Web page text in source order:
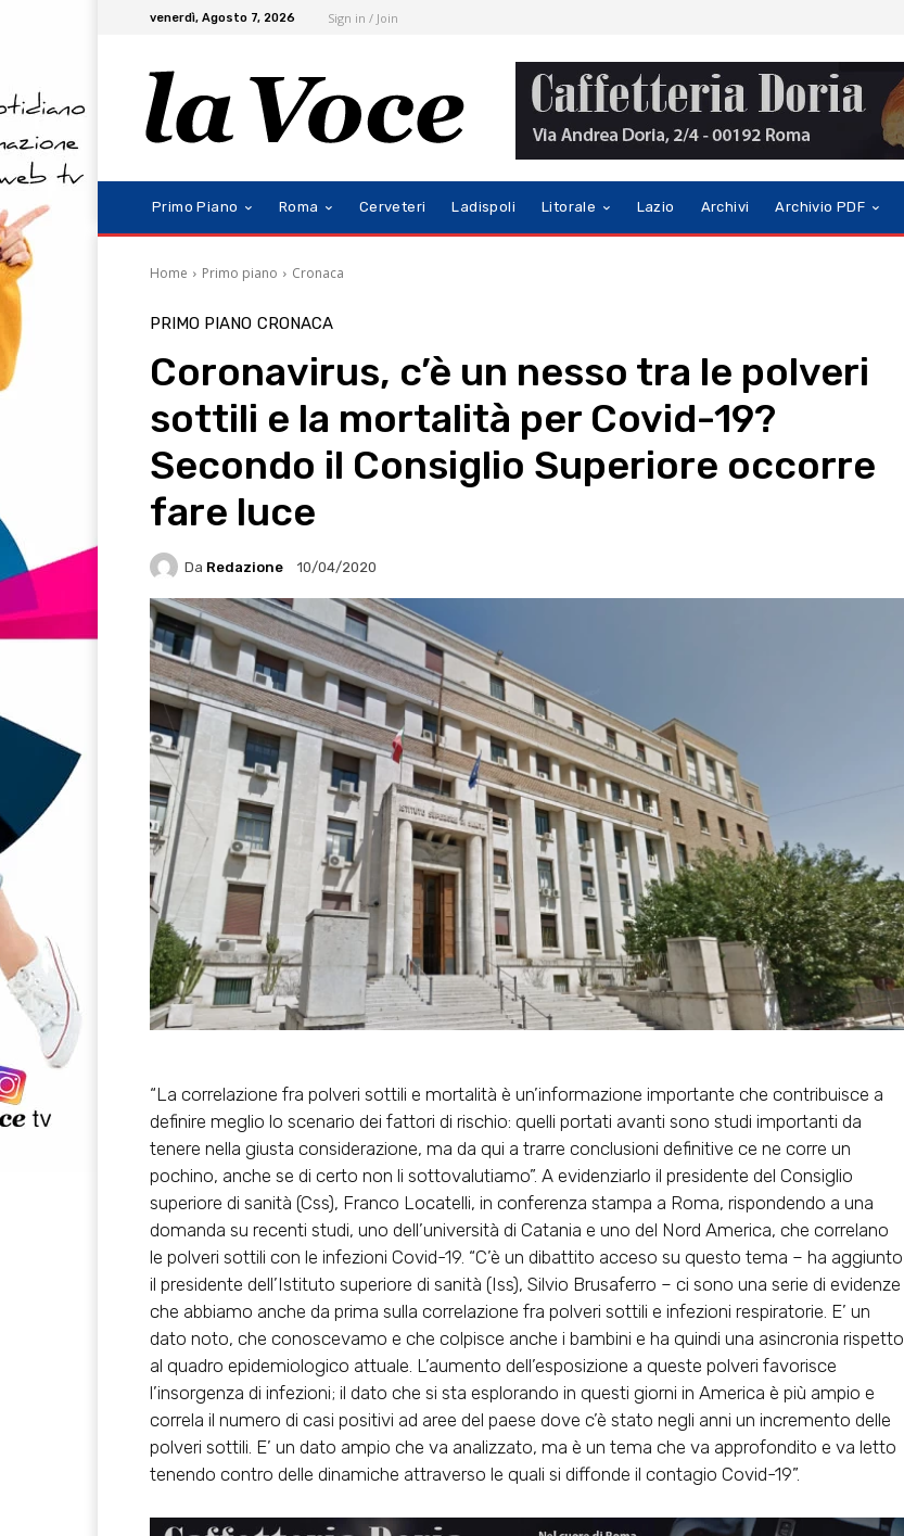
venerdì, Agosto 7, 2026 Sign in / Join
Primo Piano Roma Cerveteri Ladispoli Litorale Lazio Archivi Archivio PDF
Home Primo piano Cronaca
PRIMO PIANO CRONACA
Coronavirus, c’è un nesso tra le polveri
sottili e la mortalità per Covid-19?
Secondo il Consiglio Superiore occorre
fare luce
Da Redazione 10/04/2020
“La correlazione fra polveri sottili e mortalità è un’informazione importante che contribuisce a
definire meglio lo scenario dei fattori di rischio: quelli portati avanti sono studi importanti da
tenere nella giusta considerazione, ma da qui a trarre conclusioni definitive ce ne corre un
pochino, anche se di certo non li sottovalutiamo”. A evidenziarlo il presidente del Consiglio
superiore di sanità (Css), Franco Locatelli, in conferenza stampa a Roma, rispondendo a una
domanda su recenti studi, uno dell’università di Catania e uno del Nord America, che correlano
le polveri sottili con le infezioni Covid-19. “C’è un dibattito acceso su questo tema – ha aggiunto
il presidente dell’Istituto superiore di sanità (Iss), Silvio Brusaferro – ci sono una serie di evidenze
che abbiamo anche da prima sulla correlazione fra polveri sottili e infezioni respiratorie. E’ un
dato noto, che conoscevamo e che colpisce anche i bambini e ha quindi una asincronia rispetto
al quadro epidemiologico attuale. L’aumento dell’esposizione a queste polveri favorisce
l’insorgenza di infezioni; il dato che si sta esplorando in questi giorni in America è più ampio e
correla il numero di casi positivi ad aree del paese dove c’è stato negli anni un incremento delle
polveri sottili. E’ un dato ampio che va analizzato, ma è un tema che va approfondito e va letto
tenendo contro delle dinamiche attraverso le quali si diffonde il contagio Covid-19”.